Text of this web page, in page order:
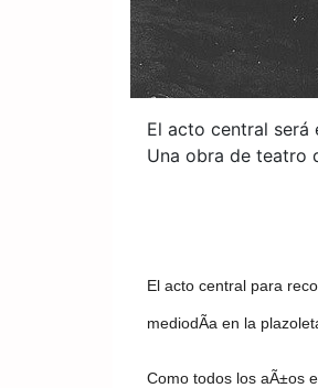
El acto central será
Una obra de teatro
El acto central para
mediodÃ­a en la
Como todos los aÃ±os